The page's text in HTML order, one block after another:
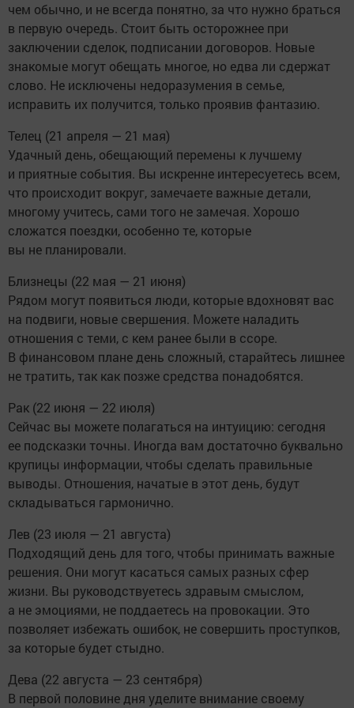
чем обычно, и не всегда понятно, за что нужно браться
в первую очередь. Стоит быть осторожнее при
заключении сделок, подписании договоров. Новые
знакомые могут обещать многое, но едва ли сдержат
слово. Не исключены недоразумения в семье,
исправить их получится, только проявив фантазию.
Телец (21 апреля — 21 мая)
Удачный день, обещающий перемены к лучшему
и приятные события. Вы искренне интересуетесь всем,
что происходит вокруг, замечаете важные детали,
многому учитесь, сами того не замечая. Хорошо
сложатся поездки, особенно те, которые
вы не планировали.
Близнецы (22 мая — 21 июня)
Рядом могут появиться люди, которые вдохновят вас
на подвиги, новые свершения. Можете наладить
отношения с теми, с кем ранее были в ссоре.
В финансовом плане день сложный, старайтесь лишнее
не тратить, так как позже средства понадобятся.
Рак (22 июня — 22 июля)
Сейчас вы можете полагаться на интуицию: сегодня
ее подсказки точны. Иногда вам достаточно буквально
крупицы информации, чтобы сделать правильные
выводы. Отношения, начатые в этот день, будут
складываться гармонично.
Лев (23 июля — 21 августа)
Подходящий день для того, чтобы принимать важные
решения. Они могут касаться самых разных сфер
жизни. Вы руководствуетесь здравым смыслом,
а не эмоциями, не поддаетесь на провокации. Это
позволяет избежать ошибок, не совершить проступков,
за которые будет стыдно.
Дева (22 августа — 23 сентября)
В первой половине дня уделите внимание своему